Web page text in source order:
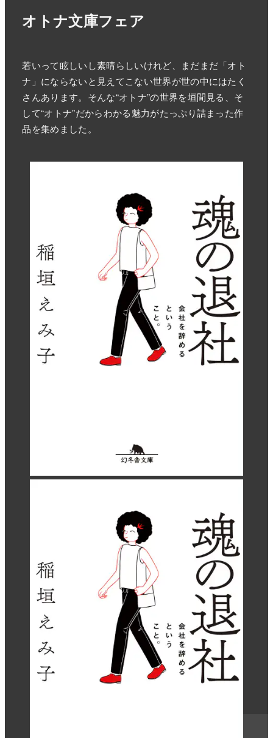
オトナ文庫フェア
若いって眩しいし素晴らしいけれど、まだまだ「オト
ナ」にならないと見えてこない世界が世の中にはたく
さんあります。そんな“オトナ”の世界を垣間見る、そ
して“オトナ”だからわかる魅力がたっぷり詰まった作
品を集めました。